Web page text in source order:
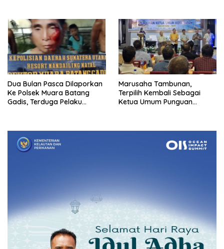
Dua Bulan Pasca Dilaporkan
Ke Polsek Muara Batang
Gadis, Terduga Pelaku
Marusaha Tambunan,
Terpilih Kembali Sebagai
Ketua Umum Punguan
Periode 2026 – 2029